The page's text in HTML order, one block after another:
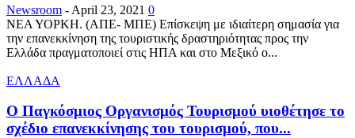
Newsroom - April 23, 2021 0
ΝΕΑ ΥΟΡΚΗ. (ΑΠΕ- ΜΠΕ) Επίσκεψη με ιδιαίτερη σημασία για
την επανεκκίνηση της τουριστικής δραστηριότητας προς την
Ελλάδα πραγματοποιεί στις ΗΠΑ και στο Μεξικό ο...
ΕΛΛΑΔΑ
Ο Παγκόσμιος Οργανισμός Τουρισμού υιοθέτησε το
σχέδιο επανεκκίνησης του τουρισμού, που...